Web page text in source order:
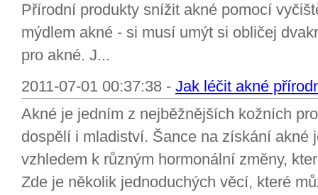
Přírodní produkty snížit akné pomocí
mýdlem akné - si musí umýt si obličej
pro akné. J...
2011-07-01 00:37:38 - Jak léčit akné
Akné je jedním z nejběžnějších kožních
dospělí i mladiství. Šance na získání akné
vzhledem k různým hormonální změny,
Zde je několik jednoduchých věcí, které